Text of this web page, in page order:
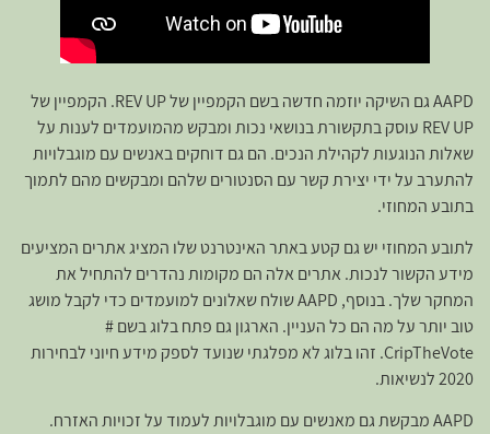
AAPD גם השיקה יוזמה חדשה בשם הקמפיין של REV UP. הקמפיין של
REV UP עוסק בתקשורת בנושאי נכות ומבקש מהמועמדים לענות על
שאלות הנוגעות לקהילת הנכים. הם גם דוחקים באנשים עם מוגבלויות
להתערב על ידי יצירת קשר עם הסנטורים שלהם ומבקשים מהם לתמוך
בתובע המחוזי.
לתובע המחוזי יש גם קטע באתר האינטרנט שלו המציג אתרים המציעים
מידע הקשור לנכות. אתרים אלה הם מקומות נהדרים להתחיל את
המחקר שלך. בנוסף, AAPD שולח שאלונים למועמדים כדי לקבל מושג
טוב יותר על מה הם כל העניין. הארגון גם פתח בלוג בשם #
CripTheVote. זהו בלוג לא מפלגתי שנועד לספק מידע חיוני לבחירות
2020 לנשיאות.
AAPD מבקשת גם מאנשים עם מוגבלויות לעמוד על זכויות האזרח.